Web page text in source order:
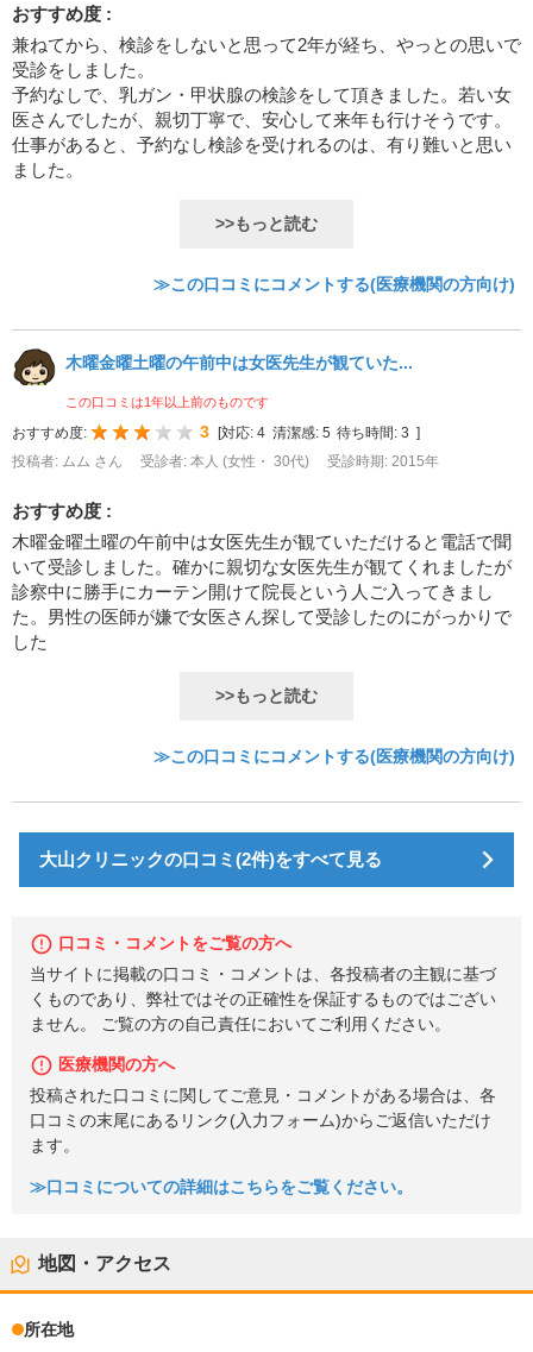
おすすめ度 :
兼ねてから、検診をしないと思って2年が経ち、やっとの思いで
受診をしました。
予約なしで、乳ガン・甲状腺の検診をして頂きました。若い女
医さんでしたが、親切丁寧で、安心して来年も行けそうです。
仕事があると、予約なし検診を受けれるのは、有り難いと思い
ました。
>>もっと読む
≫この口コミにコメントする(医療機関の方向け)
木曜金曜土曜の午前中は女医先生が観ていた...
この口コミは1年以上前のものです
おすすめ度: 3 [対応: 4 清潔感: 5 待ち時間: 3 ]
投稿者: ムム さん
受診者: 本人 (女性・ 30代) 受診時期: 2015年
おすすめ度 :
木曜金曜土曜の午前中は女医先生が観ていただけると電話で聞
いて受診しました。確かに親切な女医先生が観てくれましたが
診察中に勝手にカーテン開けて院長という人ご入ってきまし
た。男性の医師が嫌で女医さん探して受診したのにがっかりで
した
>>もっと読む
≫この口コミにコメントする(医療機関の方向け)
大山クリニックの口コミ(2件)をすべて見る
口コミ・コメントをご覧の方へ
当サイトに掲載の口コミ・コメントは、各投稿者の主観に基づ
くものであり、弊社ではその正確性を保証するものではござい
ません。 ご覧の方の自己責任においてご利用ください。
医療機関の方へ
投稿された口コミに関してご意見・コメントがある場合は、各
口コミの末尾にあるリンク(入力フォーム)からご返信いただけ
ます。
≫口コミについての詳細はこちらをご覧ください。
地図・アクセス
所在地